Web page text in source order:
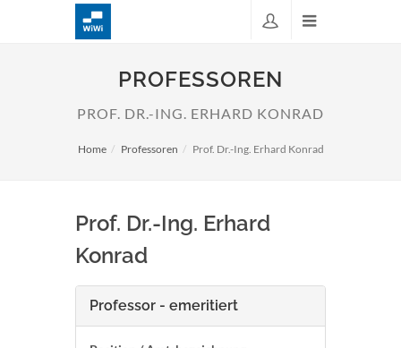
PROFESSOREN
PROF. DR.-ING. ERHARD KONRAD
Home Professoren Prof. Dr.-Ing. Erhard Konrad
Prof. Dr.-Ing. Erhard
Konrad
Professor - emeritiert